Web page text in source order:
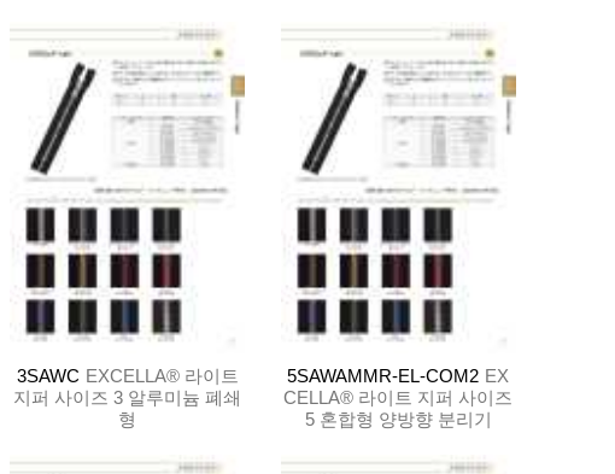
3SAWC EXCELLA® 라이트
지퍼 사이즈 3 알루미늄 폐쇄
형
5SAWAMMR-EL-COM2 EX
CELLA® 라이트 지퍼 사이즈
5 혼합형 양방향 분리기